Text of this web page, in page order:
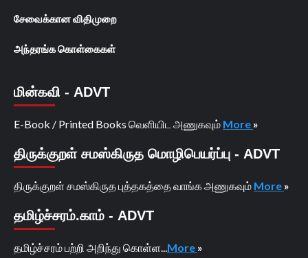
சேவைக்கான விதிமுறை
அந்தரங்க கொள்கைகள்
மின்கவி - ADVT
E-Book / Printed Books வெளியிட அணுகவும் More »
திருக்குறள் சமஸ்கிருத மொழிபெயர்ப்பு - ADVT
திருக்குறள் சமஸ்கிருத புத்தகத்தை வாங்க அணுகவும் More »
தமிழ்ச்சரம்.காம் - ADVT
தமிழ்ச்சரம் பற்றி அறிந்து கொள்ள... More »